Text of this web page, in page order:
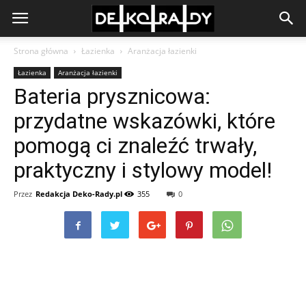
Strona główna Łazienka Aranżacja łazienki
Łazienka Aranżacja łazienki
Bateria prysznicowa:
przydatne wskazówki, które
pomogą ci znaleźć trwały,
praktyczny i stylowy model!
Przez Redakcja Deko-Rady.pl 355 0